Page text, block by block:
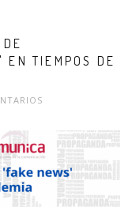
EN TIEMPOS DE